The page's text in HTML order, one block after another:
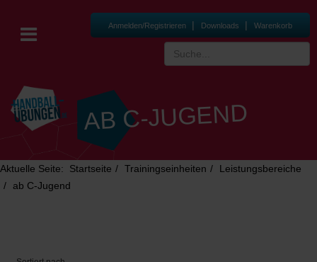
Anmelden/Registrieren | Downloads | Warenkorb
AB C-JUGEND
Aktuelle Seite: Startseite Trainingseinheiten
Leistungsbereiche
ab C-Jugend